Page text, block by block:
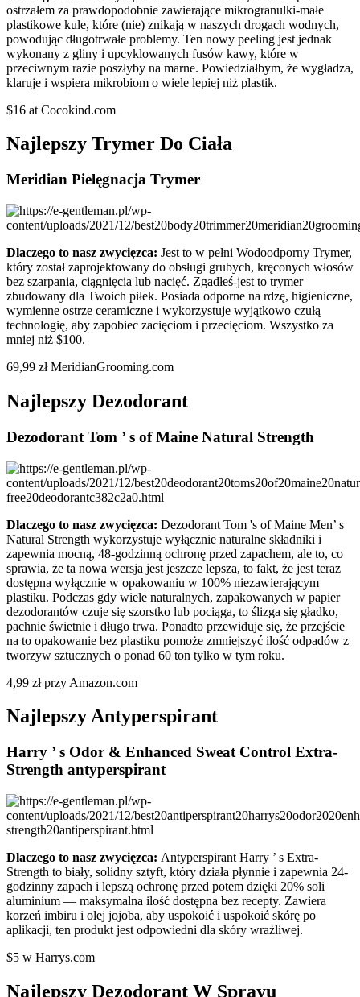
ostrzałem za prawdopodobnie zawierające mikrogranulki-małe
plastikowe kule, które (nie) znikają w naszych drogach wodnych,
powodując długotrwałe problemy. Ten nowy peeling jest jednak
wykonany z gliny i upcyklowanych fusów kawy, które w
przeciwnym razie poszłyby na marne. Powiedziałbym, że wygładza,
klaruje i wspiera mikrobiom o wiele lepiej niż plastik.
$16 at Cocokind.com
Najlepszy Trymer Do Ciała
Meridian Pielęgnacja Trymer
Dlaczego to nasz zwycięzca: Jest to w pełni Wodoodporny Trymer,
który został zaprojektowany do obsługi grubych, kręconych włosów
bez szarpania, ciągnięcia lub nacięć. Zgadłeś-jest to trymer
zbudowany dla Twoich piłek. Posiada odporne na rdzę, higieniczne,
wymienne ostrze ceramiczne i wykorzystuje wyjątkowo czułą
technologię, aby zapobiec zacięciom i przecięciom. Wszystko za
mniej niż $100.
69,99 zł MeridianGrooming.com
Najlepszy Dezodorant
Dezodorant Tom ’ s of Maine Natural Strength
Dlaczego to nasz zwycięzca: Dezodorant Tom 's of Maine Men’ s
Natural Strength wykorzystuje wyłącznie naturalne składniki i
zapewnia mocną, 48-godzinną ochronę przed zapachem, ale to, co
sprawia, że ta nowa wersja jest jeszcze lepsza, to fakt, że jest teraz
dostępna wyłącznie w opakowaniu w 100% niezawierającym
plastiku. Podczas gdy wiele naturalnych, zapakowanych w papier
dezodorantów czuje się szorstko lub pociąga, to ślizga się gładko,
pachnie świetnie i długo trwa. Ponadto przewiduje się, że przejście
na to opakowanie bez plastiku pomoże zmniejszyć ilość odpadów z
tworzyw sztucznych o ponad 60 ton tylko w tym roku.
4,99 zł przy Amazon.com
Najlepszy Antyperspirant
Harry ’ s Odor & Enhanced Sweat Control Extra-
Strength antyperspirant
Dlaczego to nasz zwycięzca: Antyperspirant Harry ’ s Extra-
Strength to biały, solidny sztyft, który działa płynnie i zapewnia 24-
godzinny zapach i lepszą ochronę przed potem dzięki 20% soli
aluminium — maksymalna ilość dostępna bez recepty. Zawiera
korzeń imbiru i olej jojoba, aby uspokoić i uspokoić skórę po
aplikacji, ten produkt jest odpowiedni dla skóry wrażliwej.
$5 w Harrys.com
Najlepszy Dezodorant W Sprayu